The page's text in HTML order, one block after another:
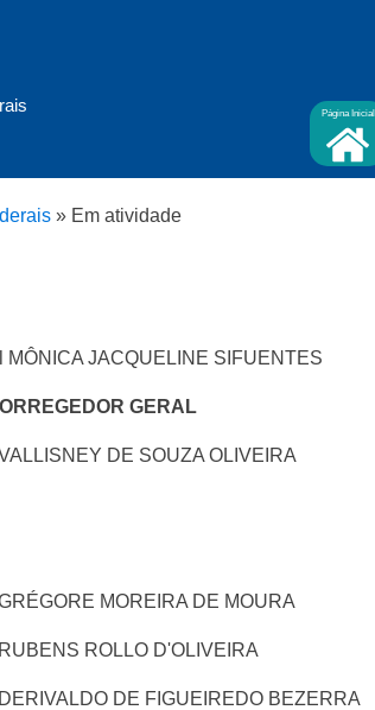
Página Inicial
» Em atividade
MÔNICA JACQUELINE SIFUENTES
GERAL
DE SOUZA OLIVEIRA
MOREIRA DE MOURA
ROLLO D'OLIVEIRA
DE FIGUEIREDO BEZERRA